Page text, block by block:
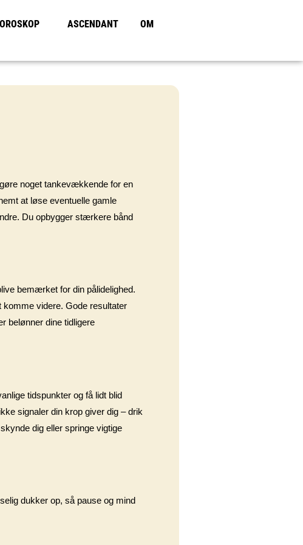
ASCENDANT OM
noget tankevækkende for en
at løse eventuelle gamle
Du opbygger stærkere bånd
bemærket for din pålidelighed.
videre. Gode resultater
belønner dine tidligere
tidspunkter og få lidt blid
signaler din krop giver dig – drik
dig eller springe vigtige
dukker op, så pause og mind